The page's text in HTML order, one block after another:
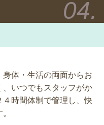
体・生活の両面からお
いつでもスタッフがか
時間体制で管理し、快